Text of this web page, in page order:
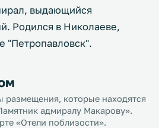
выдающийся
Родился в Николаеве,
"Петропавловск".
которые находятся
адмиралу Макарову».
«Отели поблизости».